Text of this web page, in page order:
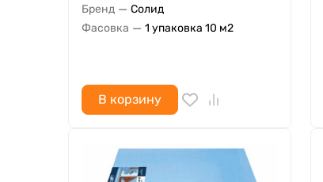
Бренд — Солид
Фасовка — 1 упаковка 10 м2
В корзину